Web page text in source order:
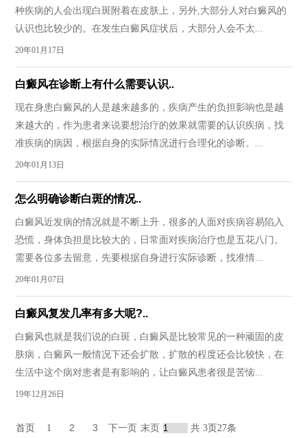
种疾病的人会出现白斑附着在皮肤上，另外,大部分人对白癜风的
认识也比较少的。在发生白癜风症状后，大部分人会不太...
20年01月17日
白癜风在诊断上有什么需要认识..
现在身患白癜风的人是越来越多的，疾病产生的负担影响也是越
来越大的，作为患者来说要想治疗的效果就需要的认识疾病，找
准疾病的病因，根据自身的实际情况进行合理化的诊断。...
20年01月13日
怎么明确诊断白斑的情况..
白癜风近发病的情况就是不断上升，很多的人面对疾病容易陷入
恐慌，身体负担是比较大的，日常面对疾病治疗也是五花八门。
需要各位多去留意，先要根据自身进行实际诊断，找准情...
20年01月07日
白癜风复发几率有多大呢?..
白癜风也就是我们说的白斑，白癜风是比较常见的一种顽固的皮
肤病，白癜风一般情况下还会扩散，扩散的程度还会比较快，在
生活中这个病对患者是有影响的，让白癜风患者很是苦恼...
19年12月26日
首页 1 2 3 下一页 末页 共3页27条